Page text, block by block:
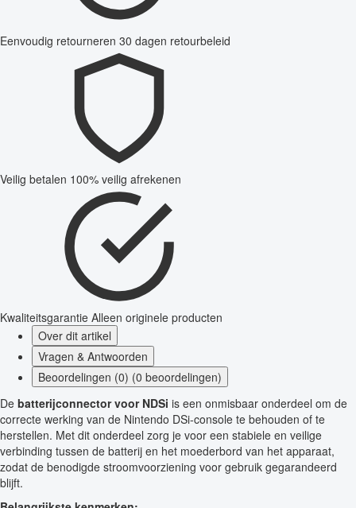
Eenvoudig retourneren 30 dagen retourbeleid
Veilig betalen 100% veilig afrekenen
Kwaliteitsgarantie Alleen originele producten
Over dit artikel
Vragen & Antwoorden
Beoordelingen (0) (0 beoordelingen)
De batterijconnector voor NDSi is een onmisbaar onderdeel om de
correcte werking van de Nintendo DSi-console te behouden of te
herstellen. Met dit onderdeel zorg je voor een stabiele en veilige
verbinding tussen de batterij en het moederbord van het apparaat,
zodat de benodigde stroomvoorziening voor gebruik gegarandeerd
blijft.